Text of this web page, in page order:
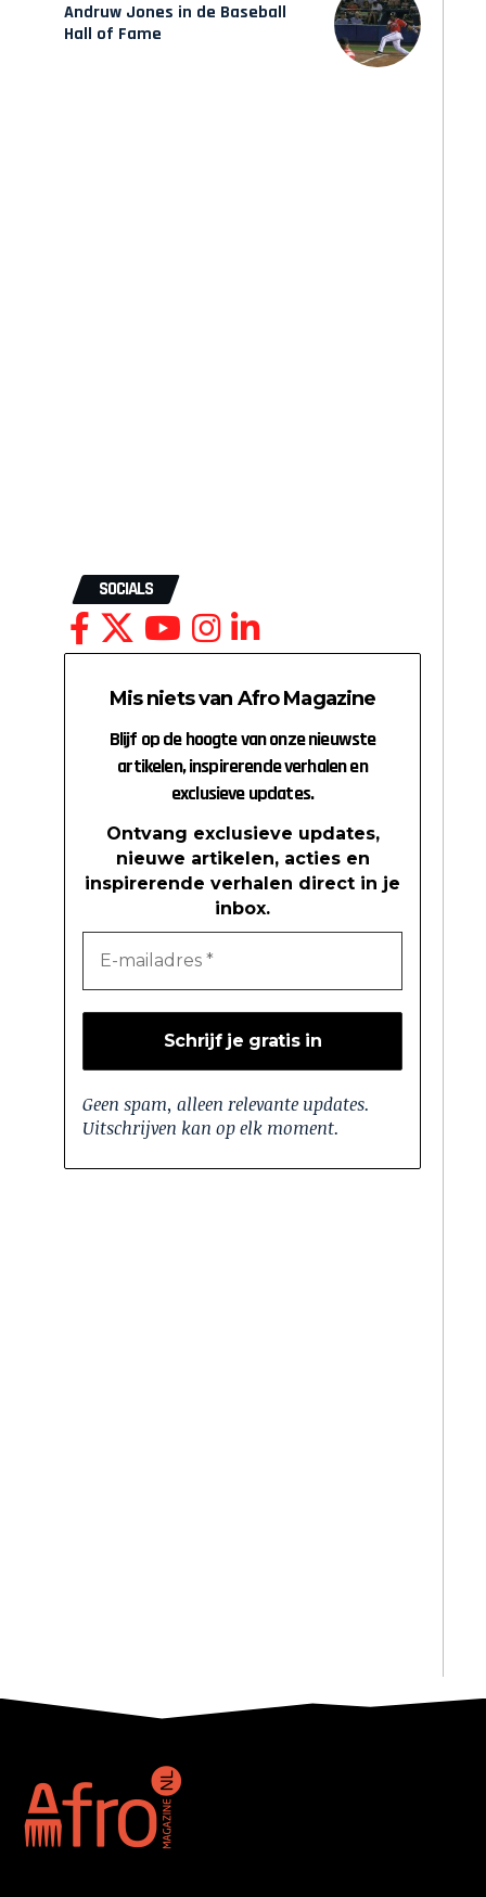
Andruw Jones in de Baseball
Hall of Fame
SOCIALS
Mis niets van Afro Magazine
Blijf op de hoogte van onze nieuwste
artikelen, inspirerende verhalen en
exclusieve updates.
Ontvang exclusieve updates,
nieuwe artikelen, acties en
inspirerende verhalen direct in je
inbox.
Geen spam, alleen relevante updates.
Uitschrijven kan op elk moment.